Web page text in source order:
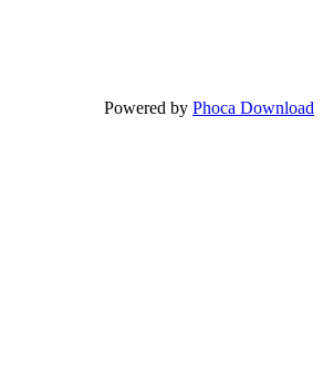
Powered by Phoca Download